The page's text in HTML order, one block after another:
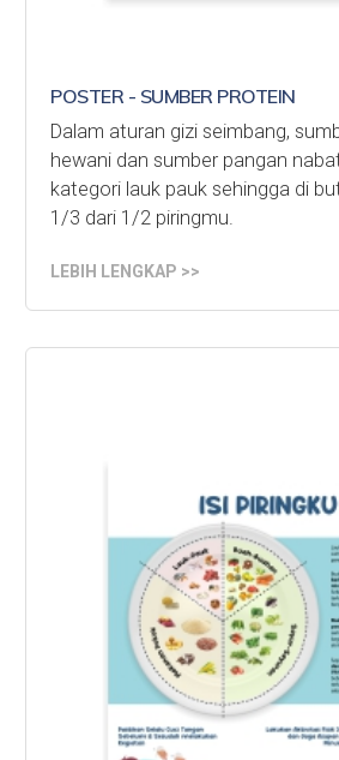
POSTER - SUMBER PROTEIN
Dalam aturan gizi seimbang,
hewani dan sumber pangan
kategori lauk pauk sehingga di
1/3 dari 1/2 piringmu.
LEBIH LENGKAP >>